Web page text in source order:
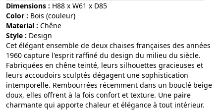
Dimensions : H88 x W61 x D85
Color :
bois (couleur)
Material :
chêne
Style :
design
Cet élégant ensemble de deux chaises françaises des années
1960 capture l'esprit raffiné du design du milieu du siècle.
Fabriquées en chêne teinté, leurs silhouettes gracieuses et
leurs accoudoirs sculptés dégagent une sophistication
intemporelle. Rembourrées récemment dans un bouclé beige
doux, elles offrent à la fois confort et texture. Une paire
charmante qui apporte chaleur et élégance à tout intérieur.